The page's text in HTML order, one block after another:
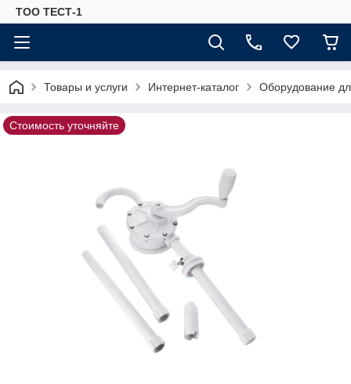
ТОО ТЕСТ-1
Товары и услуги Интернет-каталог Оборудование
Стоимость уточняйте